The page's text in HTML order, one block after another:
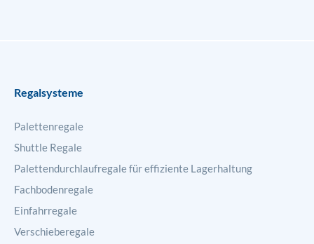
Regalsysteme
Palettenregale
Shuttle Regale
Palettendurchlaufregale für effiziente Lagerhaltung
Fachbodenregale
Einfahrregale
Verschieberegale